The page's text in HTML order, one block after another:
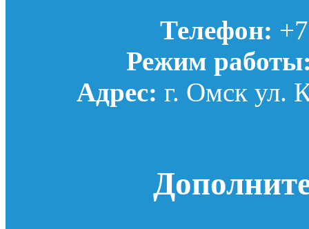
Телефон:
Режим
Адрес: г. Омск ул.